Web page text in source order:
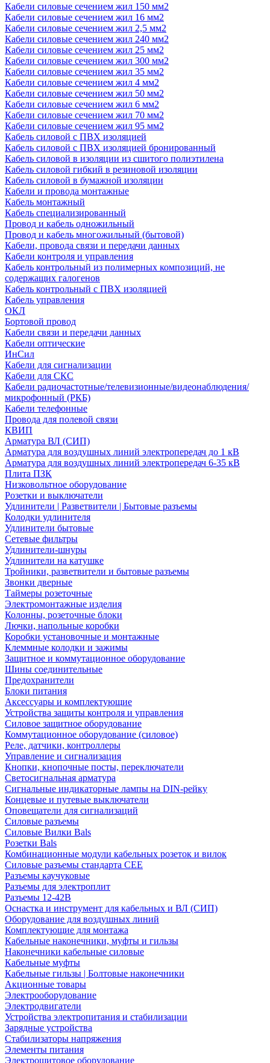
Кабели силовые сечением жил 150 мм2
Кабели силовые сечением жил 16 мм2
Кабели силовые сечением жил 2,5 мм2
Кабели силовые сечением жил 240 мм2
Кабели силовые сечением жил 25 мм2
Кабели силовые сечением жил 300 мм2
Кабели силовые сечением жил 35 мм2
Кабели силовые сечением жил 4 мм2
Кабели силовые сечением жил 50 мм2
Кабели силовые сечением жил 6 мм2
Кабели силовые сечением жил 70 мм2
Кабели силовые сечением жил 95 мм2
Кабель силовой с ПВХ изоляцией
Кабель силовой с ПВХ изоляцией бронированный
Кабель силовой в изоляции из сшитого полиэтилена
Кабель силовой гибкий в резиновой изоляции
Кабель силовой в бумажной изоляции
Кабели и провода монтажные
Кабель монтажный
Кабель специализированный
Провод и кабель одножильный
Провод и кабель многожильный (бытовой)
Кабели, провода связи и передачи данных
Кабели контроля и управления
Кабель контрольный из полимерных композиций, не
содержащих галогенов
Кабель контрольный с ПВХ изоляцией
Кабель управления
ОКЛ
Бортовой провод
Кабели связи и передачи данных
Кабели оптические
ИнСил
Кабели для сигнализации
Кабели для СКС
Кабели радиочастотные/телевизионные/видеонаблюдения/
микрофонный (РКБ)
Кабели телефонные
Провода для полевой связи
КВИП
Арматура ВЛ (СИП)
Арматура для воздушных линий электропередач до 1 кВ
Арматура для воздушных линий электропередач 6-35 кВ
Плита ПЗК
Низковольтное оборудование
Розетки и выключатели
Удлинители | Разветвители | Бытовые разъемы
Колодки удлинителя
Удлинители бытовые
Сетевые фильтры
Удлинители-шнуры
Удлинители на катушке
Тройники, разветвители и бытовые разъемы
Звонки дверные
Таймеры розеточные
Электромонтажные изделия
Колонны, розеточные блоки
Лючки, напольные коробки
Коробки установочные и монтажные
Клеммные колодки и зажимы
Защитное и коммутационное оборудование
Шины соединительные
Предохранители
Блоки питания
Аксессуары и комплектующие
Устройства защиты контроля и управления
Силовое защитное оборудование
Коммутационное оборудование (силовое)
Реле, датчики, контроллеры
Управление и сигнализация
Кнопки, кнопочные посты, переключатели
Светосигнальная арматура
Сигнальные индикаторные лампы на DIN-рейку
Концевые и путевые выключатели
Оповещатели для сигнализаций
Силовые разъемы
Силовые Вилки Bals
Розетки Bals
Комбинационные модули кабельных розеток и вилок
Силовые разъемы стандарта CEE
Разъемы каучуковые
Разъемы для электроплит
Разъемы 12-42В
Оснастка и инструмент для кабельных и ВЛ (СИП)
Оборудование для воздушных линий
Комплектующие для монтажа
Кабельные наконечники, муфты и гильзы
Наконечники кабельные силовые
Кабельные муфты
Кабельные гильзы | Болтовые наконечники
Акционные товары
Электрооборудование
Электродвигатели
Устройства электропитания и стабилизации
Зарядные устройства
Стабилизаторы напряжения
Элементы питания
Электрощитовое оборудование